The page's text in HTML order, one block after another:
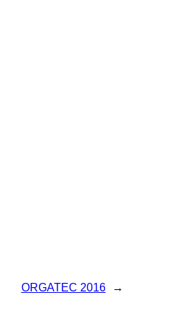
ORGATEC 2016 →